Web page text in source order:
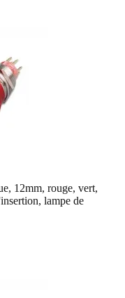
12mm, rouge, vert,
lampe de